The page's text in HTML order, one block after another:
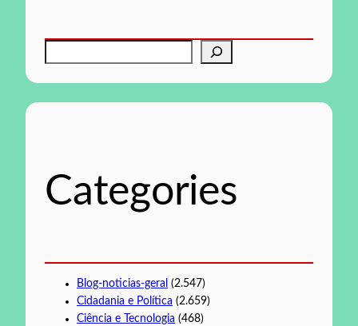
aCategories
Blog-noticias-geral (2.547)
Cidadania e Política (2.659)
Ciência e Tecnologia (468)